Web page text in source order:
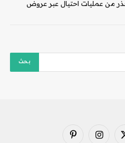
من عمليات احتيال عبر عروض
الانستغرامبينتيريست